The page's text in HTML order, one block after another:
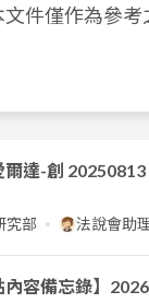
件僅作為參考
爾達-創 20250813
究部 法說會助
內容備忘錄】